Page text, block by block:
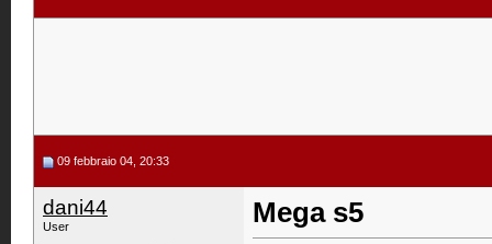
09 febbraio 04, 20:33
dani44
User Mega s5